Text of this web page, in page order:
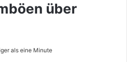
über
als eine Minute